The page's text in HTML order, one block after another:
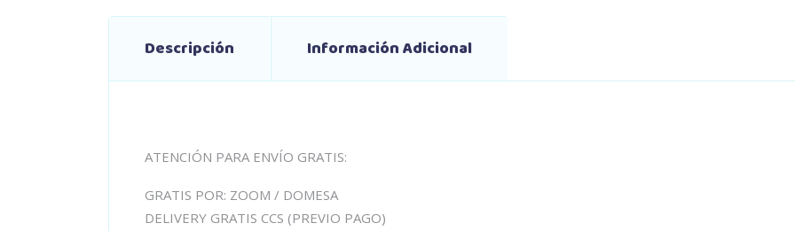
Descripción Información Adicional
ATENCIÓN PARA ENVÍO GRATIS:
GRATIS POR: ZOOM / DOMESA
DELIVERY GRATIS CCS (PREVIO PAGO)